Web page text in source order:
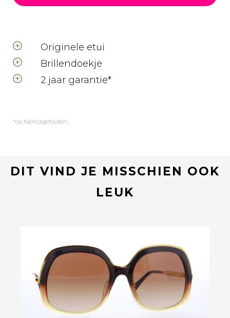
Originele etui
Brillendoekje
2 jaar garantie*
*op fabricagefouten
DIT VIND JE MISSCHIEN OOK
LEUK
Bekijk deze bril